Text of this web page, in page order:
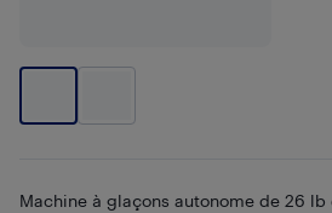
Machine à glaçons autonome de 26 lb